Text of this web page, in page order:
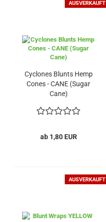
AUSVERKAUFT
Cyclones Blunts Hemp
Cones - CANE (Sugar
Cane)
ab 1,80 EUR
AUSVERKAUFT